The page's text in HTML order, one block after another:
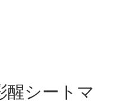
醒シートマ